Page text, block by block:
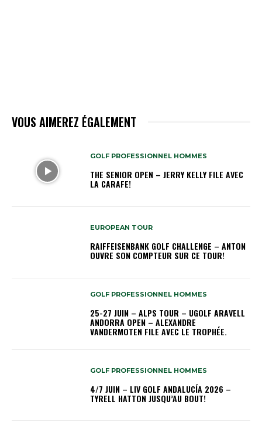
VOUS AIMEREZ ÉGALEMENT
GOLF PROFESSIONNEL HOMMES
THE SENIOR OPEN – JERRY KELLY FILE AVEC
LA CARAFE!
EUROPEAN TOUR
RAIFFEISENBANK GOLF CHALLENGE – ANTON
OUVRE SON COMPTEUR SUR CE TOUR!
GOLF PROFESSIONNEL HOMMES
25-27 JUIN – ALPS TOUR – UGOLF ARAVELL
ANDORRA OPEN – ALEXANDRE
VANDERMOTEN FILE AVEC LE TROPHÉE.
GOLF PROFESSIONNEL HOMMES
4/7 JUIN – LIV GOLF ANDALUCÍA 2026 –
TYRELL HATTON JUSQU’AU BOUT!